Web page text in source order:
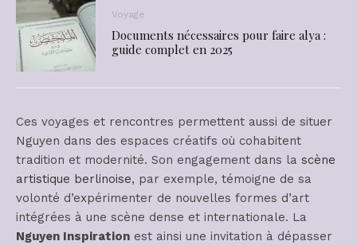
Voyage
Documents nécessaires pour faire alya :
guide complet en 2025
Ces voyages et rencontres permettent aussi de situer
Nguyen dans des espaces créatifs où cohabitent
tradition et modernité. Son engagement dans la scène
artistique berlinoise, par exemple, témoigne de sa
volonté d’expérimenter de nouvelles formes d’art
intégrées à une scène dense et internationale. La
Nguyen Inspiration est ainsi une invitation à dépasser